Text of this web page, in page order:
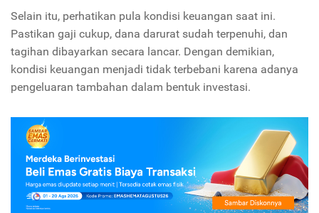
Selain itu, perhatikan pula kondisi keuangan saat ini.
Pastikan gaji cukup, dana darurat sudah terpenuhi, dan
tagihan dibayarkan secara lancar. Dengan demikian,
kondisi keuangan menjadi tidak terbebani karena adanya
pengeluaran tambahan dalam bentuk investasi.